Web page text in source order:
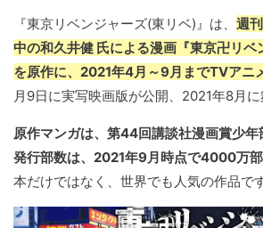
『東京リベンジャーズ(東リベ)』は、 週
中の和久井健 氏による漫画『東京卍リベ
を原作に、2021年4月～9月までTVアニ
月9日に実写映画版が公開、2021年8月に
原作マンガは、第44回講談社漫画賞少
発行部数は、2021年9月時点で4000万
本だけではなく、世界でも人気の作品です